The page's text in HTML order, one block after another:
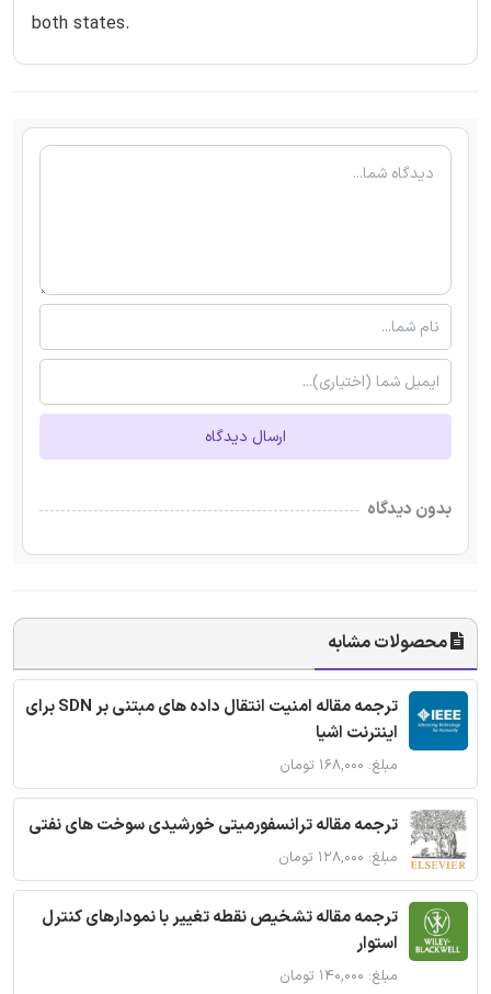
both states.
ارسال دیدگاه
بدون دیدگاه
محصولات مشابه
ترجمه مقاله امنیت انتقال داده های مبتنی بر SDN برای
اینترنت اشیا
مبلغ: ۱۶۸,۰۰۰ تومان
ترجمه مقاله ترانسفورمیتی خورشیدی سوخت های نفتی
مبلغ: ۱۲۸,۰۰۰ تومان
ترجمه مقاله تشخیص نقطه تغییر با نمودارهای کنترل
استوار
مبلغ: ۱۴۰,۰۰۰ تومان